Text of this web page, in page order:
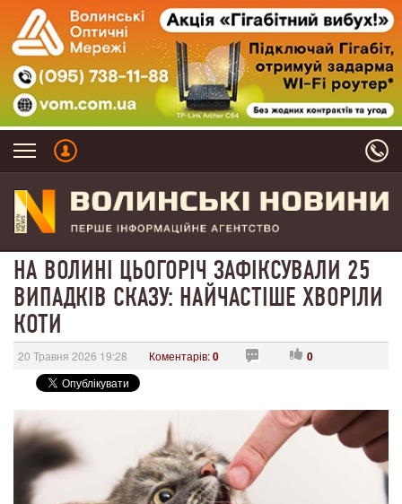
НА ВОЛИНІ ЦЬОГОРІЧ ЗАФІКСУВАЛИ 25
ВИПАДКІВ СКАЗУ: НАЙЧАСТІШЕ ХВОРІЛИ
КОТИ
20 Травня 2026 19:28 Коментарів:0 0